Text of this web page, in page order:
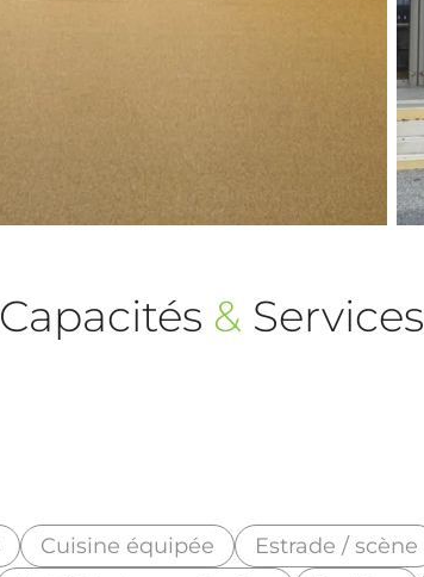
Capacités & Services
Cuisine équipée
Estrade / scène